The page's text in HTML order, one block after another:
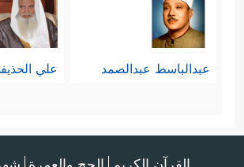
عبدالباسط عبدالصمد علي